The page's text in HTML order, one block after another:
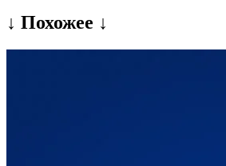
↓ Похожее ↓